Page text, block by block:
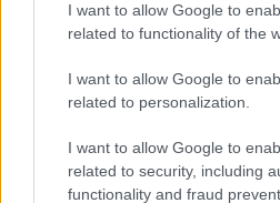
I want to allow Google to
related to functionality of the
I want to allow Google to
related to personalization.
I want to allow Google to
related to security, including
functionality and fraud
Nos, az Igazmondó Arvisura
elhatárolódnak az ősi
szakszavát kisajátító
kijelentik, hogyegy az Arvisura
kezelése címén hajfesték
alakjában bitorolja szent
átkában fog részesülni még